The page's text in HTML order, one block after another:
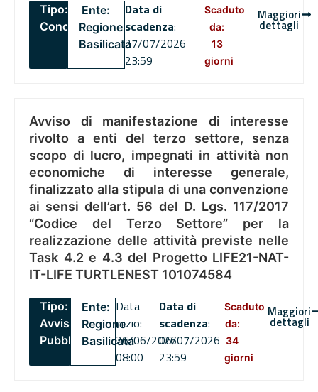
Tipo:
Concorsi
Ente:
Regione
Basilicata
Data di
scadenza:
27/07/2026
23:59
Scaduto
da:
13
giorni
Maggiori
dettagli
Avviso di manifestazione di interesse
rivolto a enti del terzo settore, senza
scopo di lucro, impegnati in attività non
economiche di interesse generale,
finalizzato alla stipula di una convenzione
ai sensi dell’art. 56 del D. Lgs. 117/2017
“Codice del Terzo Settore” per la
realizzazione delle attività previste nelle
Task 4.2 e 4.3 del Progetto LIFE21-NAT-
IT-LIFE TURTLENEST 101074584
Tipo:
Avviso
Pubblico
Ente:
Regione
Basilicata
Data
inizio:
26/06/2026
08:00
Data di
scadenza:
06/07/2026
23:59
Scaduto
da:
34
giorni
Maggiori
dettagli